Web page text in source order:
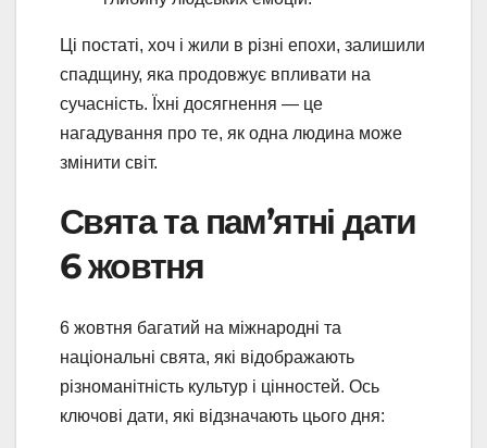
Ці постаті, хоч і жили в різні епохи, залишили
спадщину, яка продовжує впливати на
сучасність. Їхні досягнення — це
нагадування про те, як одна людина може
змінити світ.
Свята та пам’ятні дати
6 жовтня
6 жовтня багатий на міжнародні та
національні свята, які відображають
різноманітність культур і цінностей. Ось
ключові дати, які відзначають цього дня: